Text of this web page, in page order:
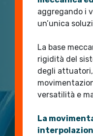
aggregando i
un’unica
La base
rigidità del
degli
versatilità e
La